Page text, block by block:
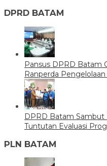
DPRD BATAM
Pansus DPRD Batam
Ranperda
DPRD Batam Sambut
Tuntutan Evaluasi
PLN BATAM